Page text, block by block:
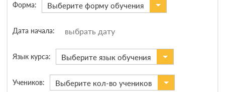
Форма: Выберите форму обучения
Дата начала:
Язык курса: Выберите язык обучения
Учеников: Выберите кол-во учеников